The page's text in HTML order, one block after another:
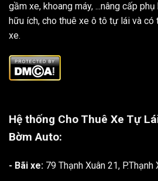
gầm xe, khoang máy, ...nâng cấp
hữu ích, cho thuê xe ô tô tự lái và có
xe.
Hệ thống Cho Thuê Xe Tự
Bờm Auto:
- Bãi xe: 79 Thạnh Xuân 21, P.Thạnh